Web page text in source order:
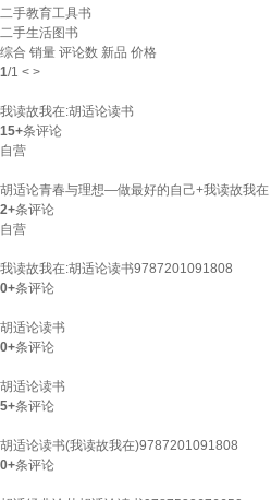
二手教育工具书
二手生活图书
综合 销量 评论数 新品 价格
1/1 < >
我读故我在:胡适论读书
15+条评论
自营
胡适论青春与理想—做最好的自己+我读故我在
2+条评论
自营
我读故我在:胡适论读书9787201091808
0+条评论
胡适论读书
0+条评论
胡适论读书
5+条评论
胡适论读书(我读故我在)9787201091808
0+条评论